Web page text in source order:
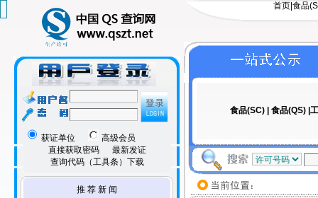
获证单位
高级会员
直接获取密码
最新发证
查询代码（工具条）下载
首页 食品
食品(SC)| 食品(QS)|
推 荐 新 闻